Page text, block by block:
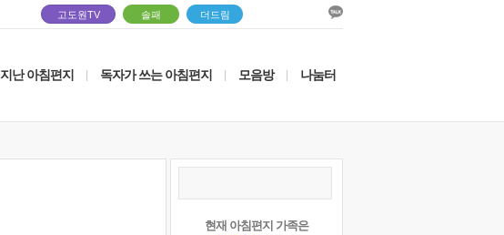
고도원TV 솔패 더드림
지난 아침편지 독자가 쓰는 아침편지 모음방 나눔터
현재 아침편지 가족은